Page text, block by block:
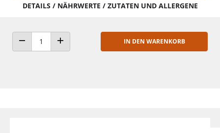
DETAILS / NÄHRWERTE / ZUTATEN UND ALLERGENE
ANZAHL VERRINGERNANZAHL ERHÖHEN
IN DEN WARENKORB